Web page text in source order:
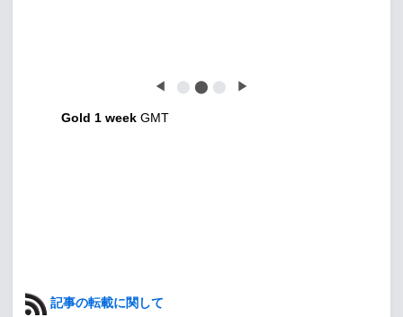
◀ ⬤ ⬤ ⬤ ▶
Gold 1 week GMT
記事の転載に関して